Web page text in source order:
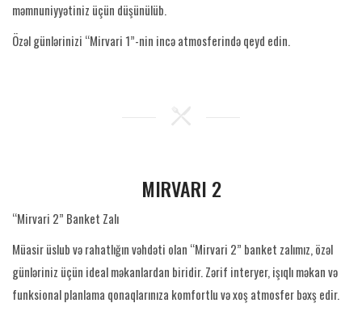
məmnuniyyətiniz üçün düşünülüb.
Özəl günlərinizi “Mirvari 1”-nin incə atmosferində qeyd edin.
MIRVARI 2
“Mirvari 2” Banket Zalı
Müasir üslub və rahatlığın vəhdəti olan “Mirvari 2” banket zalımız, özəl
günləriniz üçün ideal məkanlardan biridir. Zərif interyer, işıqlı məkan və
funksional planlama qonaqlarınıza komfortlu və xoş atmosfer bəxş edir.